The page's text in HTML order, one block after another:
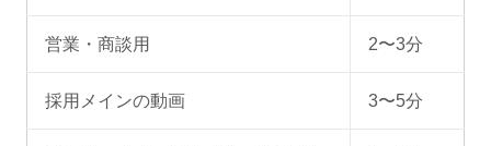
営業・商談用 2〜3分
採用メインの動画 3〜5分